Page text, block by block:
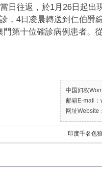
日往返，於1月26日起出
，4日凌晨轉送到仁伯爵
第十位確診病例患者。
中国妇权
邮箱E-mail
网址Website
印度千名色